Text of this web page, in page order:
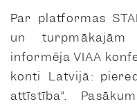
Par platformas
un turpmākajām
informēja VIAA
konti Latvijā:
attīstība”.